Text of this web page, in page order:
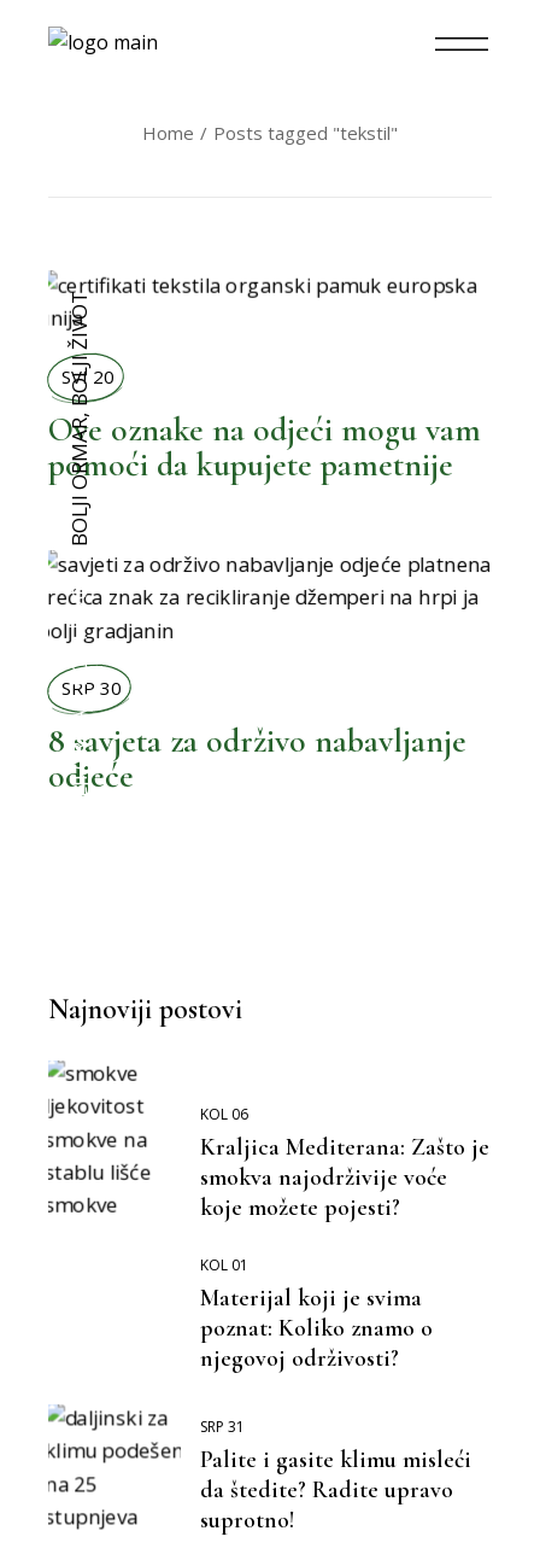
Home Posts tagged "tekstil"
BOLJI ORMAR
,
BOLJI ŽIVOT
SVI 20
Ove oznake na odjeći mogu vam
pomoći da kupujete pametnije
BOLJI ORMAR
,
BOLJI ŽIVOT
SRP 30
8 savjeta za održivo nabavljanje
odjeće
Najnoviji postovi
KOL 06
Kraljica Mediterana: Zašto je
smokva najodrživije voće
koje možete pojesti?
KOL 01
Materijal koji je svima
poznat: Koliko znamo o
njegovoj održivosti?
SRP 31
Palite i gasite klimu misleći
da štedite? Radite upravo
suprotno!